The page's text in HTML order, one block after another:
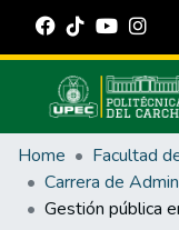
Communities &
All of DSpace
Statistics
Home